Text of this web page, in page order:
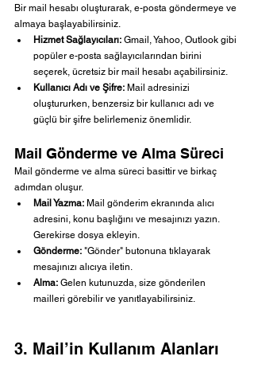
Bir mail hesabı oluşturarak, e-posta göndermeye ve
almaya başlayabilirsiniz.
Hizmet Sağlayıcıları: Gmail, Yahoo, Outlook gibi
popüler e-posta sağlayıcılarından birini
seçerek, ücretsiz bir mail hesabı açabilirsiniz.
Kullanıcı Adı ve Şifre: Mail adresinizi
oluştururken, benzersiz bir kullanıcı adı ve
güçlü bir şifre belirlemeniz önemlidir.
Mail Gönderme ve Alma Süreci
Mail gönderme ve alma süreci basittir ve birkaç
adımdan oluşur.
Mail Yazma: Mail gönderim ekranında alıcı
adresini, konu başlığını ve mesajınızı yazın.
Gerekirse dosya ekleyin.
Gönderme: "Gönder" butonuna tıklayarak
mesajınızı alıcıya iletin.
Alma: Gelen kutunuzda, size gönderilen
mailleri görebilir ve yanıtlayabilirsiniz.
3. Mail’in Kullanım Alanları